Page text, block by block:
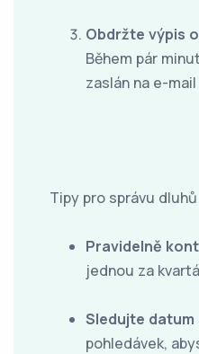
Obdržte výpis
Během pár
zaslán na e-
Tipy pro správu dluhů
Pravidelně
jednou za
Sledujte
pohledávek,